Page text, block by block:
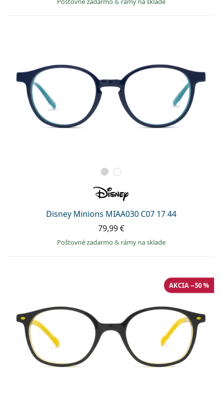
Disney Minions MIAA030 C07 17 44
79,99 €
Poštovné zadarmo& rámy na sklade
AKCIA −50 %